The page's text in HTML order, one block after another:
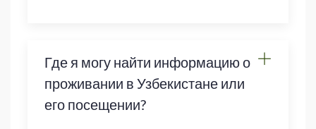
Где я могу найти информацию о
проживании в Узбекистане или
его посещении?